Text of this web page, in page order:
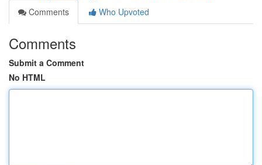
Comments
Who Upvoted
Comments
Submit a Comment
No HTML